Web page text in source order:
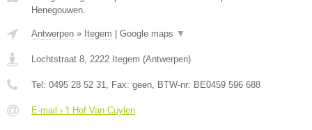
Henegouwen.
Antwerpen » Itegem Google maps ▼
Lochtstraat 8, 2222 Itegem (Antwerpen)
Tel: 0495 28 52 31, Fax: geen, BTW-nr: BE0459 596 688
E-mail › 't Hof Van Cuylen